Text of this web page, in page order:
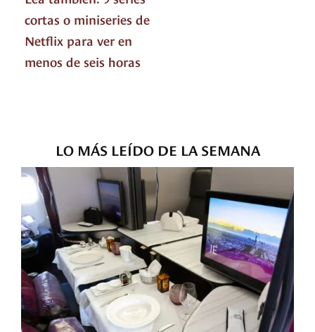
cortas o miniseries de
Netflix para ver en
menos de seis horas
LO MÁS LEÍDO DE LA SEMANA